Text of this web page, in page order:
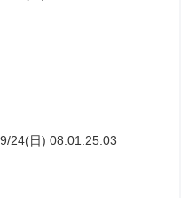
24(日) 08:01:25.03